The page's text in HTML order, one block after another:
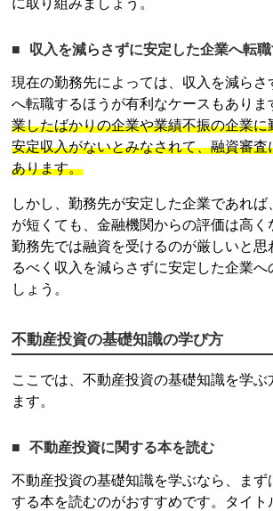
に取り組みましょう。
収入を減らさずに安定した企業へ転
現在の勤務先によっては、収入を減らさ
へ転職するほうが有利なケースもありま
業したばかりの企業や業績不振の企業に
安定収入がないとみなされて、融資審査
あります。
しかし、勤務先が安定した企業であれば
が短くても、金融機関からの評価は高く
勤務先では融資を受けるのが厳しいと思
るべく収入を減らさずに安定した企業へ
しょう。
不動産投資の基礎知識の学び方
ここでは、不動産投資の基礎知識を学ぶ
ます。
不動産投資に関する本を読む
不動産投資の基礎知識を学ぶなら、まず
する本を読むのがおすすめです。タイト